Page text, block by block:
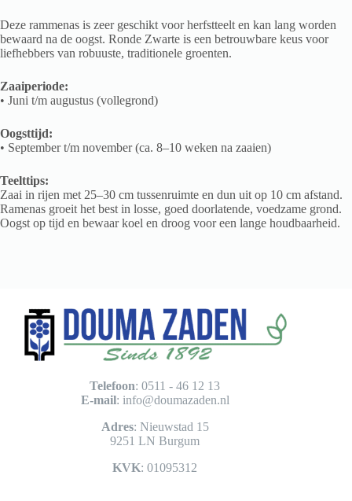
Deze rammenas is zeer geschikt voor herfstteelt en kan lang worden
bewaard na de oogst. Ronde Zwarte is een betrouwbare keus voor
liefhebbers van robuuste, traditionele groenten.
Zaaiperiode:
• Juni t/m augustus (vollegrond)
Oogsttijd:
• September t/m november (ca. 8–10 weken na zaaien)
Teelttips:
Zaai in rijen met 25–30 cm tussenruimte en dun uit op 10 cm afstand.
Ramenas groeit het best in losse, goed doorlatende, voedzame grond.
Oogst op tijd en bewaar koel en droog voor een lange houdbaarheid.
Telefoon: 0511 - 46 12 13
E-mail: info@doumazaden.nl
Adres: Nieuwstad 15
9251 LN Burgum
KVK: 01095312